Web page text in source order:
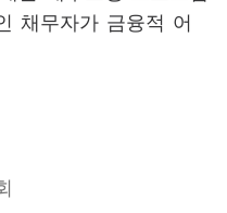
채무자가 금융적 어